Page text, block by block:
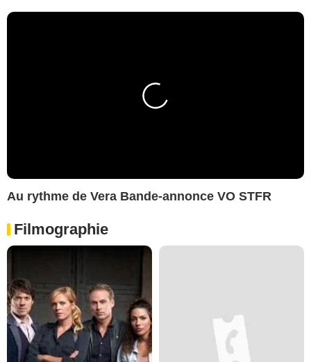
Au rythme de Vera Bande-annonce VO STFR
Filmographie